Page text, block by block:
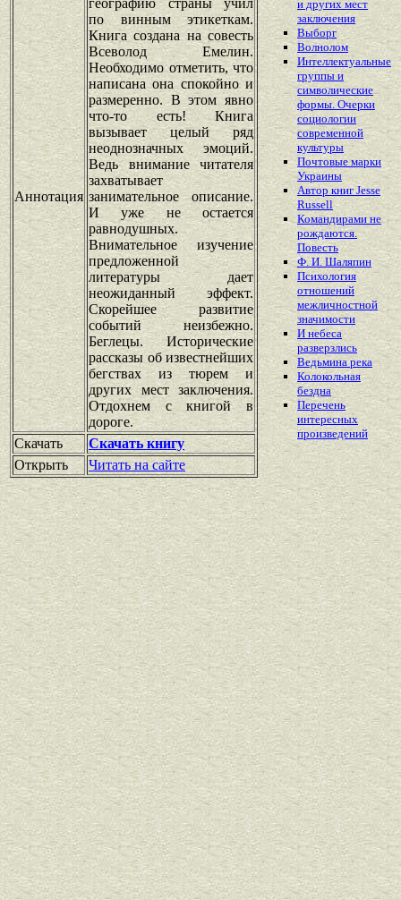
Аннотация
по винным этикеткам.
Книга создана на совесть
Всеволод Емелин.
Необходимо отметить, что
написана она спокойно и
размеренно. В этом явно
что-то есть! Книга
вызывает целый ряд
неоднозначных эмоций.
Ведь внимание читателя
захватывает
занимательное описание.
И уже не остается
равнодушных.
Внимательное изучение
предложенной
литературы дает
неожиданный эффект.
Скорейшее развитие
событий неизбежно.
Беглецы. Исторические
рассказы об известнейших
бегствах из тюрем и
других мест заключения.
Отдохнем с книгой в
дороге.
Скачать
Скачать книгу
Открыть
Читать на сайте
и других мест
заключения
Выборг
Волнолом
Интеллектуальные
группы и
символические
формы. Очерки
социологии
современной
культуры
Почтовые марки
Украины
Автор книг Jesse
Russell
Командирами не
рождаются.
Повесть
Ф. И. Шаляпин
Психология
отношений
межличностной
значимости
И небеса
разверзлись
Ведьмина река
Колокольная
бездна
Перечень
интересных
произведений